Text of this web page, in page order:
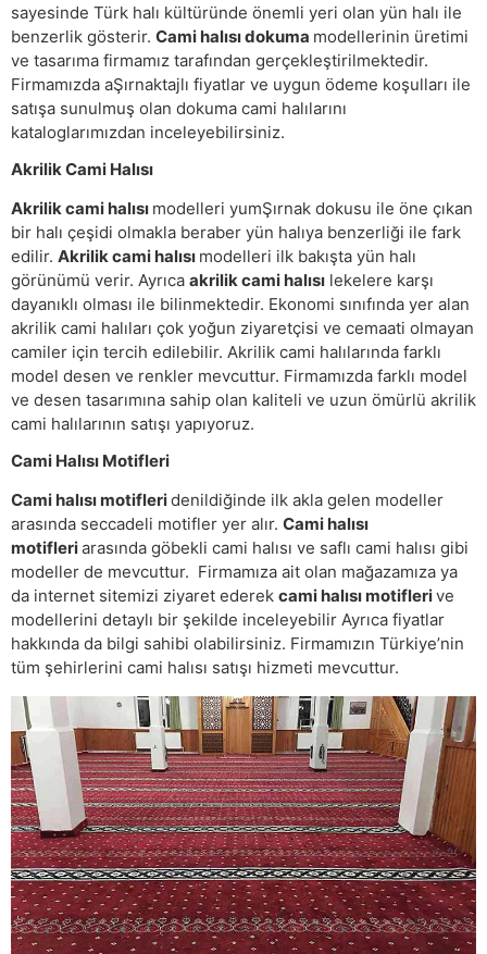
sayesinde Türk halı kültüründe önemli yeri olan yün halı ile
benzerlik gösterir. Cami halısı dokuma modellerinin üretimi
ve tasarıma firmamız tarafından gerçekleştirilmektedir.
Firmamızda aŞırnaktajlı fiyatlar ve uygun ödeme koşulları ile
satışa sunulmuş olan dokuma cami halılarını
kataloglarımızdan inceleyebilirsiniz.
Akrilik Cami Halısı
Akrilik cami halısı modelleri yumŞırnak dokusu ile öne çıkan
bir halı çeşidi olmakla beraber yün halıya benzerliği ile fark
edilir. Akrilik cami halısı modelleri ilk bakışta yün halı
görünümü verir. Ayrıca akrilik cami halısı lekelere karşı
dayanıklı olması ile bilinmektedir. Ekonomi sınıfında yer alan
akrilik cami halıları çok yoğun ziyaretçisi ve cemaati olmayan
camiler için tercih edilebilir. Akrilik cami halılarında farklı
model desen ve renkler mevcuttur. Firmamızda farklı model
ve desen tasarımına sahip olan kaliteli ve uzun ömürlü akrilik
cami halılarının satışı yapıyoruz.
Cami Halısı Motifleri
Cami halısı motifleridenildiğinde ilk akla gelen modeller
arasında seccadeli motifler yer alır. Cami halısı
motifleriarasında göbekli cami halısı ve saflı cami halısı gibi
modeller de mevcuttur. Firmamıza ait olan mağazamıza ya
da internet sitemizi ziyaret ederek cami halısı motiflerive
modellerini detaylı bir şekilde inceleyebilir Ayrıca fiyatlar
hakkında da bilgi sahibi olabilirsiniz. Firmamızın Türkiye’nin
tüm şehirlerini cami halısı satışı hizmeti mevcuttur.